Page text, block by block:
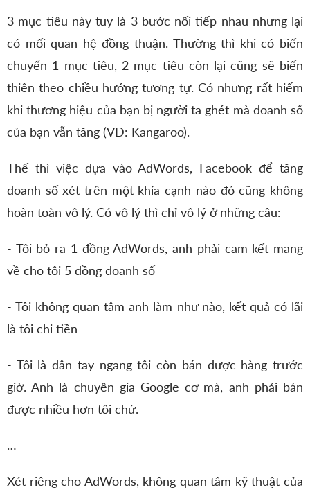
3 mục tiêu này tuy là 3 bước nối tiếp nhau nhưng lại
có mối quan hệ đồng thuận. Thường thì khi có biến
chuyển 1 mục tiêu, 2 mục tiêu còn lại cũng sẽ biến
thiên theo chiều hướng tương tự. Có nhưng rất hiếm
khi thương hiệu của bạn bị người ta ghét mà doanh số
của bạn vẫn tăng (VD: Kangaroo).
Thế thì việc dựa vào AdWords, Facebook để tăng
doanh số xét trên một khía cạnh nào đó cũng không
hoàn toàn vô lý. Có vô lý thì chỉ vô lý ở những câu:
- Tôi bỏ ra 1 đồng AdWords, anh phải cam kết mang
về cho tôi 5 đồng doanh số
- Tôi không quan tâm anh làm như nào, kết quả có lãi
là tôi chi tiền
- Tôi là dân tay ngang tôi còn bán được hàng trước
giờ. Anh là chuyên gia Google cơ mà, anh phải bán
được nhiều hơn tôi chứ.
…
Xét riêng cho AdWords, không quan tâm kỹ thuật của